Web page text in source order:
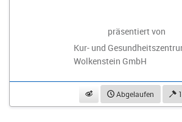
präsentiert von
Kur- und
Wolkenstein GmbH
beobachtenAbgelaufen